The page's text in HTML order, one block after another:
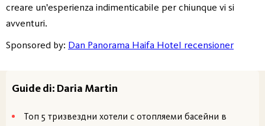
creare un'esperienza indimenticabile per chiunque vi si
avventuri.
Sponsored by: Dan Panorama Haifa Hotel recensioner
Guide di: Daria Martin
Топ 5 тризвездни хотели с отопляеми басейни в